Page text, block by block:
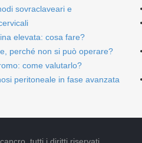
sovraclaveari e
elevata: cosa fare?
perché non si può operare?
come valutarlo?
peritoneale in fase avanzata